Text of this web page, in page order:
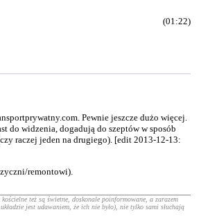
(01:22)
Pewnie jeszcze dużo więcej.
do widzenia, dogadują do szeptów w sposób
raczej jeden na drugiego). [edit 2013-12-13:
remontowi).
też są świetne, doskonale poinformowane, a zarazem
jest udawaniem, że ich nie było), nie tylko sami słuchają